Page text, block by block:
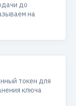
до
на
токен для
ключа